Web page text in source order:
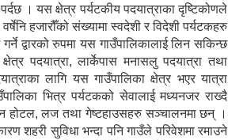
पर्दछ । यस क्षेत्र पर्यटकीय पदयात्राका दृष्टिकोणले
हजारौँको संख्यामा स्वदेशी र विदेशी पर्यटकहरु
द्वारको रुपमा यस गाउँपालिकालाई लिन सकिन्छ
पदयात्रा, लार्केपास मनासलु पदयात्रा तथा
लागि यस गाउँपालिका क्षेत्र भएर यात्रा
भित्र पर्यटकको सेवालाई मध्यनजर राख्दै
होटल, लज तथा गेष्टहाउसहरु सञ्चालनमा छन् ।
शहरी सुविधा भन्दा पनि गाउँले परिवेशमा रमाउने